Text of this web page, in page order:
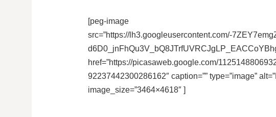
[peg-image
src=”https://lh3.googleusercontent.com/-
href=”https://picasaweb.google.com/
92237442300286162″ caption=”” type=”image”
image_size=”3464×4618″ ]